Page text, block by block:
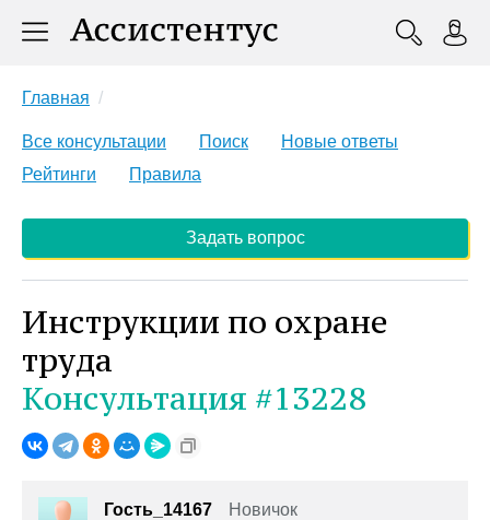
Главная
Все консультации Поиск
Новые ответы
Рейтинги
Правила
Задать вопрос
Инструкции по охране
труда
Консультация #13228
Гость_14167 Новичок